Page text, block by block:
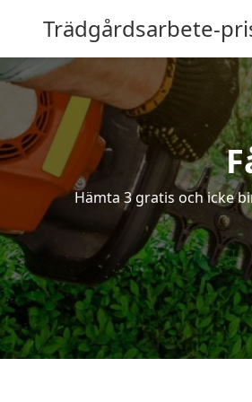
Trädgårdsarbete-
Hämta 3 gratis och icke